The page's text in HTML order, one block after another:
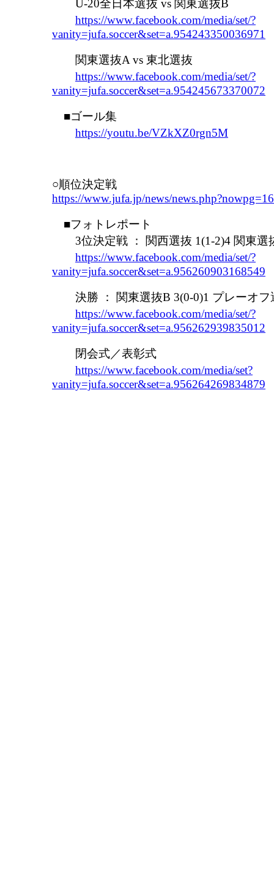
U-20全日本選抜 vs 関東選抜B
https://www.facebook.com/media/set/?
vanity=jufa.soccer&set=a.954243350036971
関東選抜A vs 東北選抜
https://www.facebook.com/media/set/?
vanity=jufa.soccer&set=a.954245673370072
■ゴール集
https://youtu.be/VZkXZ0rgn5M
○順位決定戦
https://www.jufa.jp/news/
■フォトレポート
3位決定戦 ： 関西選抜 1(1-2)4 関東選
https://www.facebook.com/media/set/?
vanity=jufa.soccer&set=a.956260903168549
決勝 ： 関東選抜B 3(0-0)1 プレーオフ
https://www.facebook.com/media/set/?
vanity=jufa.soccer&set=a.956262939835012
閉会式／表彰式
https://www.facebook.com/media/set?
vanity=jufa.soccer&set=a.956264269834879